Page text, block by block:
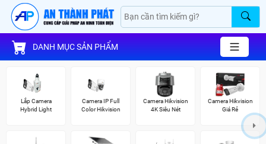
DANH MỤC SẢN PHẨM
Lắp Camera
Hybrid Light
Camera IP Full
Color Hikvision
Camera Hikvision
4K Siêu Nét
Camera Hikvision
Giá Rẻ